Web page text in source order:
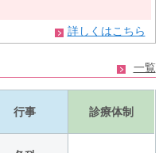
詳しくはこちら
一覧
行事 診療体制